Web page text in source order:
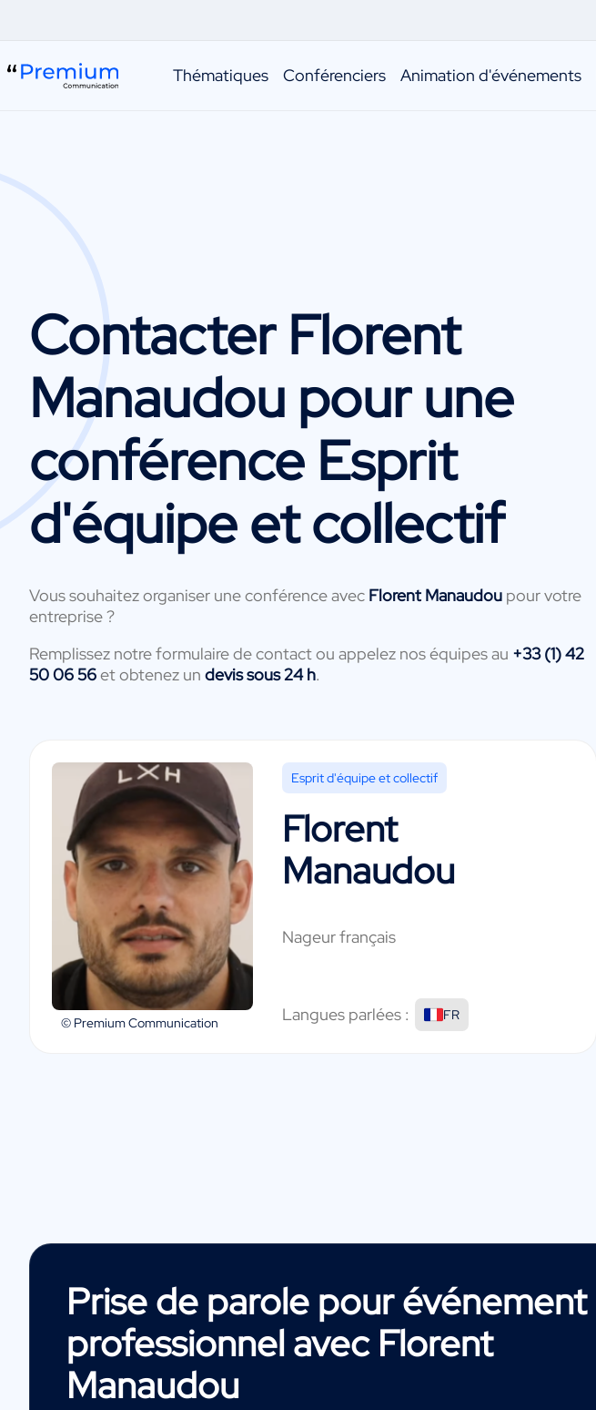
Thématiques Conférenciers Animation d'événements
Contacter Florent
Manaudou pour une
conférence Esprit
d'équipe et collectif
Vous souhaitez organiser une conférence avec Florent Manaudou pour votre
entreprise ?
Remplissez notre formulaire de contact ou appelez nos équipes au +33 (1) 42
50 06 56et obtenez un devis sous 24 h.
© Premium Communication
Esprit d'équipe et collectif
Florent
Manaudou
Nageur français
Langues parlées : FR
Prise de parole pour événement
professionnel avec Florent
Manaudou